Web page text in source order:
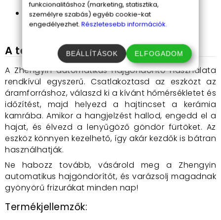
Kíméletes hajformázás:Nincs feszültség,
nincs károsodás.
A termék használata
A Zhengyin automatikus hajgöndörítő használata
rendkívül egyszerű. Csatlakoztasd az eszközt az
áramforráshoz, válaszd ki a kívánt hőmérsékletet és
időzítést, majd helyezd a hajtincset a kerámia
kamrába. Amikor a hangjelzést hallod, engedd el a
hajat, és élvezd a lenyűgöző göndör fürtöket. Az
eszköz könnyen kezelhető, így akár kezdők is bátran
használhatják.
Ne habozz tovább, vásárold meg a Zhengyin
automatikus hajgöndörítőt, és varázsolj magadnak
gyönyörű frizurákat minden nap!
Termékjellemzők:
funkcionalitáshoz (marketing, statisztika,
személyre szabás) egyéb cookie-kat
engedélyezhet. Részletesebb információk.
BEÁLLÍTÁSOK ELFOGADOM